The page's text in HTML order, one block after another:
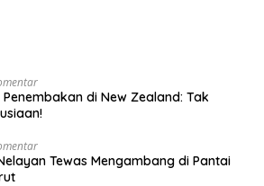
di New Zealand: Tak
Tewas Mengambang di Pantai